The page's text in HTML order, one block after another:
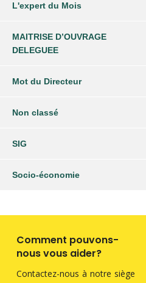
L'expert du Mois
MAITRISE D’OUVRAGE
DELEGUEE
Mot du Directeur
Non classé
SIG
Socio-économie
Comment pouvons-
nous vous aider?
Contactez-nous à notre siège